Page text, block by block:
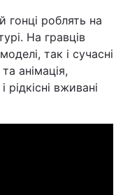
гонці роблять на
На гравців
так і сучасні
анімація,
рідкісні вживані